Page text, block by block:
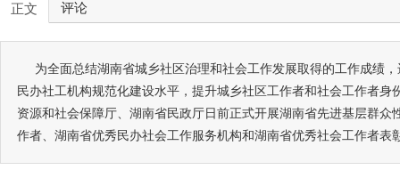
正文 评论
为全面总结湖南省城乡社区治理和社会工作发展取得的工作成绩
民办社工机构规范化建设水平，提升城乡社区工作者和社会工作者身
资源和社会保障厅、湖南省民政厅日前正式开展湖南省先进基层群众
作者、湖南省优秀民办社会工作服务机构和湖南省优秀社会工作者表